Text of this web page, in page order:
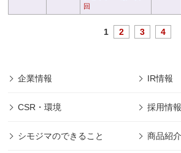
回
1 2 3 4
企業情報 IR情報
CSR・環境 採用情報
シモジマのできること 商品紹介